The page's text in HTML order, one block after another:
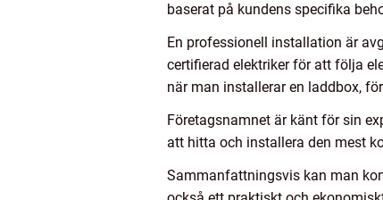
baserat på kundens specifika
En professionell installation är
certifierad elektriker för att följa
när man installerar en laddbox,
Företagsnamnet är känt för sin
att hitta och installera den mest
Sammanfattningsvis kan man